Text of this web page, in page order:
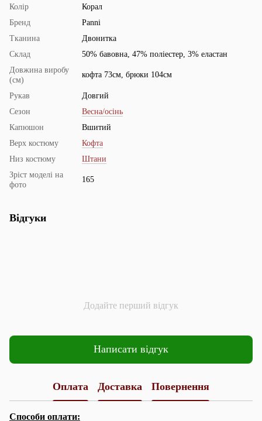
Колір
Корал
Бренд
Panni
Тканина
Двонитка
Склад
50% бавовна, 47% поліестер, 3% еластан
Довжина виробу
(см)
кофта 73см, брюки 104см
Рукав
Довгий
Сезон
Весна/осінь
Капюшон
Вшитий
Верх костюму
Кофта
Низ костюму
Штани
Зріст моделі на
фото
165
Відгуки
Додайте перший відгук
Написати відгук
Оплата Доставка Повернення
Способи оплати: